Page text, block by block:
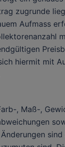
zugrunde
Aufmass
hiermit mit
, Maß-,